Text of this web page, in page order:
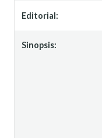
Editorial:
Sinopsis: